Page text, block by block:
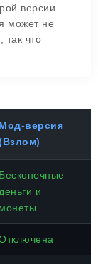
версии.
может не
так что
Мод-версия
Бесконечные
деньги и
монеты